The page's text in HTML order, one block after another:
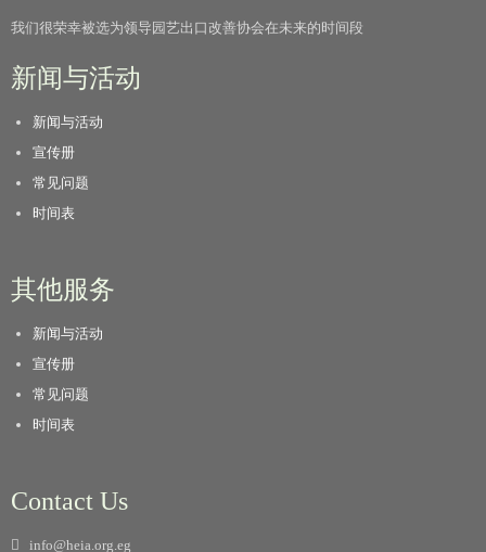
我们很荣幸被选为领导园艺出口改善协会在未来的时间段
新闻与活动
新闻与活动
宣传册
常见问题
时间表
其他服务
新闻与活动
宣传册
常见问题
时间表
Contact Us
info@heia.org.eg